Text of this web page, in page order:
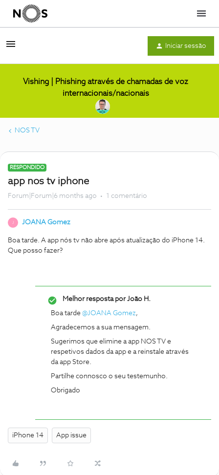
Menu
Iniciar sessão
Vishing | Phishing através de chamadas de voz
internacionais/nacionais
NOS TV
RESPONDIDO
app nos tv iphone
Forum|Forum|6 months ago 1 comentário
JOANA Gomez
Boa tarde. A app nós tv não abre após atualização do iPhone 14.
Que posso fazer?
Melhor resposta porJoão H.
Boa tarde ​ @JOANA Gomez,
Agradecemos a sua mensagem.
Sugerimos que elimine a app NOS TV e
respetivos dados da app e a reinstale através
da app Store.
Partilhe connosco o seu testemunho.
Obrigado
iPhone 14 App issue